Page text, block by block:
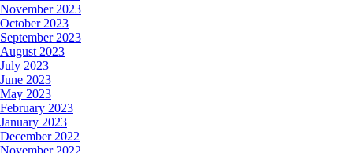
November 2023
October 2023
September 2023
August 2023
July 2023
June 2023
May 2023
February 2023
January 2023
December 2022
November 2022